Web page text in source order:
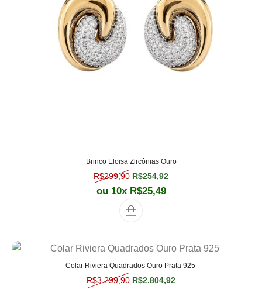
Brinco Eloisa Zircônias Ouro
R$299,90 O preço original era: R$299,90.
R$254,92
ou 10x R$25,49
Colar Riviera Quadrados Ouro Prata 925
R$3.299,90 O preço original era: R$3.299,90.
R$2.804,92